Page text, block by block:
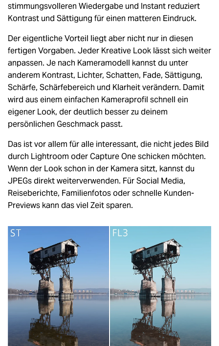
stimmungsvolleren Wiedergabe und Instant reduziert
Kontrast und Sättigung für einen matteren Eindruck.
Der eigentliche Vorteil liegt aber nicht nur in diesen
fertigen Vorgaben. Jeder Kreative Look lässt sich weiter
anpassen. Je nach Kameramodell kannst du unter
anderem Kontrast, Lichter, Schatten, Fade, Sättigung,
Schärfe, Schärfebereich und Klarheit verändern. Damit
wird aus einem einfachen Kameraprofil schnell ein
eigener Look, der deutlich besser zu deinem
persönlichen Geschmack passt.
Das ist vor allem für alle interessant, die nicht jedes Bild
durch Lightroom oder Capture One schicken möchten.
Wenn der Look schon in der Kamera sitzt, kannst du
JPEGs direkt weiterverwenden. Für Social Media,
Reiseberichte, Familienfotos oder schnelle Kunden-
Previews kann das viel Zeit sparen.